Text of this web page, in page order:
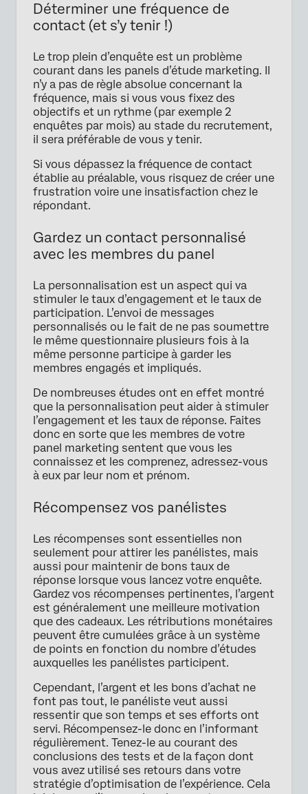
Déterminer une fréquence de
contact (et s’y tenir !)
Le trop plein d’enquête est un problème
courant dans les panels d’étude marketing. Il
n’y a pas de règle absolue concernant la
fréquence, mais si vous vous fixez des
objectifs et un rythme (par exemple 2
enquêtes par mois) au stade du recrutement,
il sera préférable de vous y tenir.
Si vous dépassez la fréquence de contact
établie au préalable, vous risquez de créer une
frustration voire une insatisfaction chez le
répondant.
Gardez un contact personnalisé
avec les membres du panel
La personnalisation est un aspect qui va
stimuler le taux d’engagement et le taux de
participation. L’envoi de messages
personnalisés ou le fait de ne pas soumettre
le même questionnaire plusieurs fois à la
même personne participe à garder les
membres engagés et impliqués.
De nombreuses études ont en effet montré
que la personnalisation peut aider à stimuler
l’engagement et les taux de réponse. Faites
donc en sorte que les membres de votre
panel marketing sentent que vous les
connaissez et les comprenez, adressez-vous
à eux par leur nom et prénom.
Récompensez vos panélistes
Les récompenses sont essentielles non
seulement pour attirer les panélistes, mais
aussi pour maintenir de bons taux de
réponse lorsque vous lancez votre enquête.
Gardez vos récompenses pertinentes, l’argent
est généralement une meilleure motivation
que des cadeaux. Les rétributions monétaires
peuvent être cumulées grâce à un système
de points en fonction du nombre d’études
auxquelles les panélistes participent.
Cependant, l’argent et les bons d’achat ne
font pas tout, le panéliste veut aussi
ressentir que son temps et ses efforts ont
servi. Récompensez-le donc en l’informant
régulièrement. Tenez-le au courant des
conclusions des tests et de la façon dont
vous avez utilisé ses retours dans votre
stratégie d’optimisation de l’expérience. Cela